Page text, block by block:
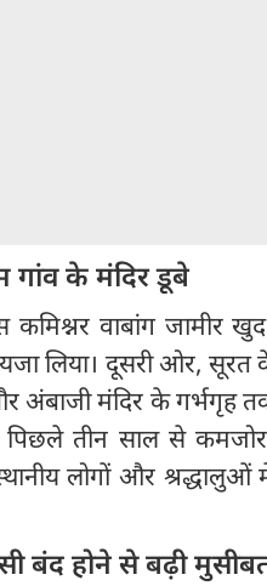
गांव के मंदिर डूबे
वाबांग जामीर खुद
लिया। दूसरी ओर, सूरत
अंबाजी मंदिर के गर्भगृह
तीन साल से
लोगों और श्रद्धालुओं
बंद होने से बढ़ी